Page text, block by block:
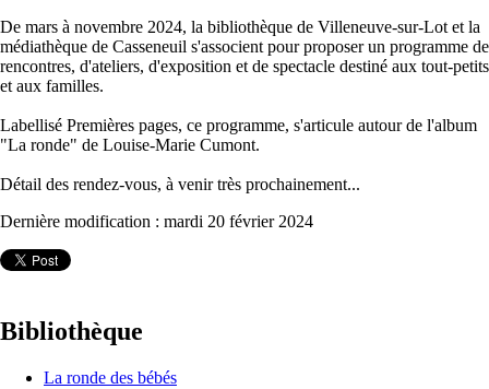
De mars à novembre 2024, la bibliothèque de Villeneuve-sur-Lot et la
médiathèque de Casseneuil s'associent pour proposer un programme de
rencontres, d'ateliers, d'exposition et de spectacle destiné aux tout-petits
et aux familles.
Labellisé Premières pages, ce programme, s'articule autour de l'album
"La ronde" de Louise-Marie Cumont.
Détail des rendez-vous, à venir très prochainement...
Dernière modification : mardi 20 février 2024
Bibliothèque
La ronde des bébés